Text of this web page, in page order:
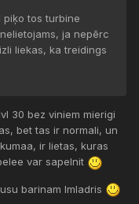
piķo tos turbine
ja nepērc
liekas, ka treidings
30 bez viniem mierigi
bet tas ir normali, un
ir lietas, kuras
var sapelnit
barinam Imladris